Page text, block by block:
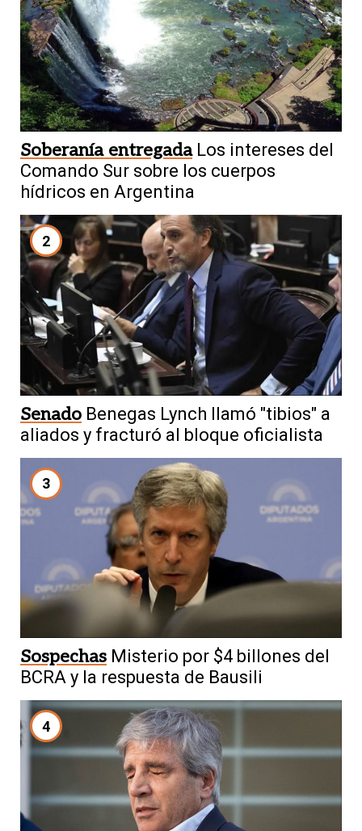
Soberanía entregada Los intereses del
Comando Sur sobre los cuerpos
hídricos en Argentina
2
Senado Benegas Lynch llamó "tibios" a
aliados y fracturó al bloque oficialista
3
Sospechas Misterio por $4 billones del
BCRA y la respuesta de Bausili
4